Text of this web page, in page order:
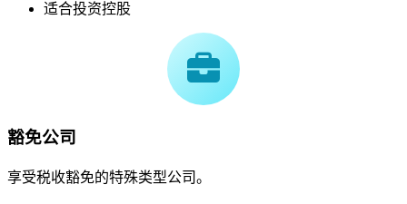
适合投资控股
豁免公司
享受税收豁免的特殊类型公司。